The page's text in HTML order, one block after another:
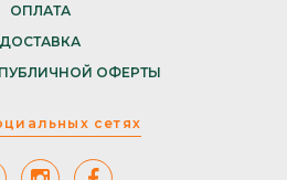
ОПЛАТА
ДОСТАВКА
ОФЕРТЫ
сетях